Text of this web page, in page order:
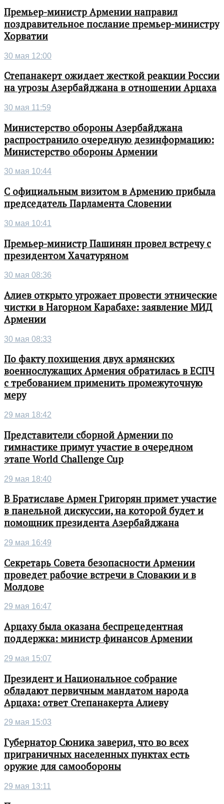
Премьер-министр Армении направил
поздравительное послание премьер-министру
Хорватии
30 мая 12:00
Степанакерт ожидает жесткой реакции России
на угрозы Азербайджана в отношении Арцаха
30 мая 11:59
Министерство обороны Азербайджана
распространило очередную дезинформацию:
Министерство обороны Армении
30 мая 10:44
С официальным визитом в Армению прибыла
председатель Парламента Словении
30 мая 10:41
Премьер-министр Пашинян провел встречу с
президентом Хачатуряном
30 мая 08:36
Алиев открыто угрожает провести этнические
чистки в Нагорном Карабахе: заявление МИД
Армении
30 мая 08:33
По факту похищения двух армянских
военнослужащих Армения обратилась в ЕСПЧ
с требованием применить промежуточную
меру
29 мая 18:42
Представители сборной Армении по
гимнастике примут участие в очередном
этапе World Challenge Cup
29 мая 18:40
В Братиславе Армен Григорян примет участие
в панельной дискуссии, на которой будет и
помощник президента Азербайджана
29 мая 16:49
Секретарь Совета безопасности Армении
проведет рабочие встречи в Словакии и в
Молдове
29 мая 16:47
Арцаху была оказана беспрецедентная
поддержка: министр финансов Армении
29 мая 15:07
Президент и Национальное собрание
обладают первичным мандатом народа
Арцаха: ответ Степанакерта Алиеву
29 мая 15:03
Губернатор Сюника заверил, что во всех
приграничных населенных пунктах есть
оружие для самообороны
29 мая 13:11